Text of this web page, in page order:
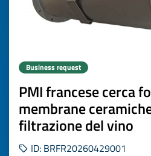
Business request
PMI francese cerca
membrane
filtrazione del vino
ID: BRFR20260429001